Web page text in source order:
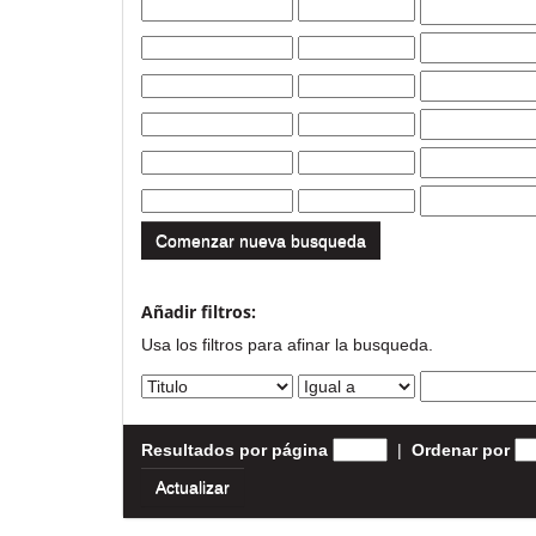
Comenzar nueva busqueda
Añadir filtros:
Usa los filtros para afinar la busqueda.
Resultados por página | Ordenar por